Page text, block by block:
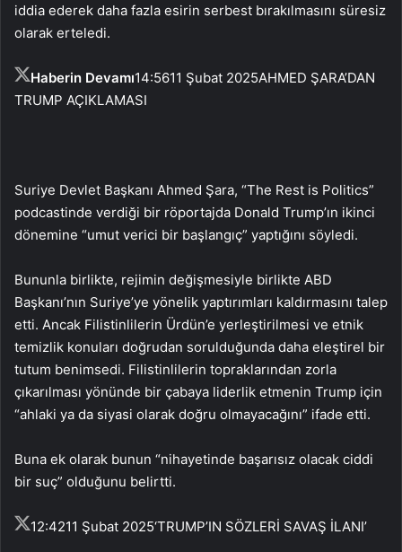
iddia ederek daha fazla esirin serbest bırakılmasını süresiz
olarak erteledi.
Haberin Devamı14:5611 Şubat 2025AHMED ŞARA’DAN
TRUMP AÇIKLAMASI
Suriye Devlet Başkanı Ahmed Şara, “The Rest is Politics”
podcastinde verdiği bir röportajda Donald Trump’ın ikinci
dönemine “umut verici bir başlangıç” yaptığını söyledi.
Bununla birlikte, rejimin değişmesiyle birlikte ABD
Başkanı’nın Suriye’ye yönelik yaptırımları kaldırmasını talep
etti. Ancak Filistinlilerin Ürdün’e yerleştirilmesi ve etnik
temizlik konuları doğrudan sorulduğunda daha eleştirel bir
tutum benimsedi. Filistinlilerin topraklarından zorla
çıkarılması yönünde bir çabaya liderlik etmenin Trump için
“ahlaki ya da siyasi olarak doğru olmayacağını” ifade etti.
Buna ek olarak bunun “nihayetinde başarısız olacak ciddi
bir suç” olduğunu belirtti.
12:4211 Şubat 2025‘TRUMP’IN SÖZLERİ SAVAŞ İLANI’